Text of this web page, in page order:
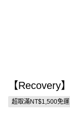
【Recovery
超取滿NT$1,500免運